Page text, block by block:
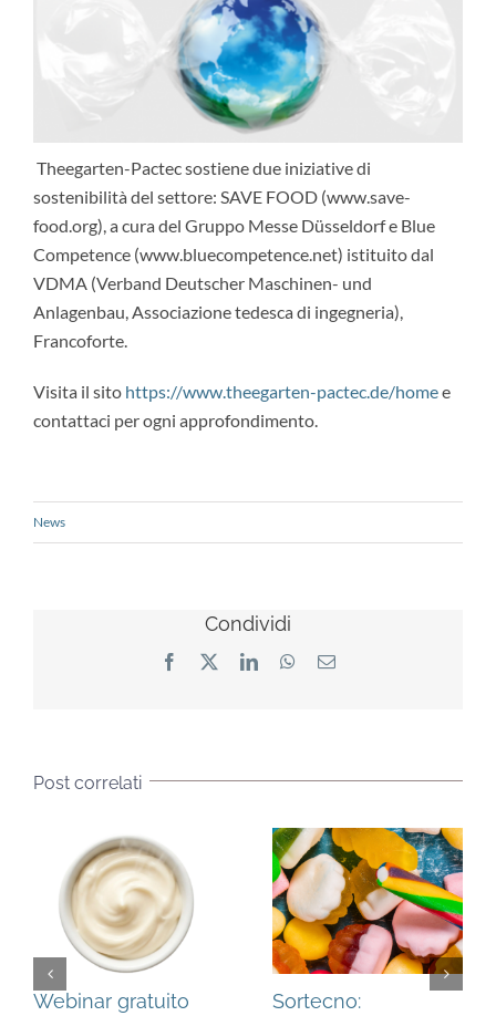
Theegarten-Pactec sostiene due iniziative di
sostenibilità del settore: SAVE FOOD (www.save-
food.org), a cura del Gruppo Messe Düsseldorf e Blue
Competence (www.bluecompetence.net) istituito dal
VDMA (Verband Deutscher Maschinen- und
Anlagenbau, Associazione tedesca di ingegneria),
Francoforte.
Visita il sito https://www.theegarten-pactec.de/homee
contattaci per ogni approfondimento.
News
Condividi
Facebook LinkedInWhatsApp
Email
Post correlati
gratuito
Sortecno: